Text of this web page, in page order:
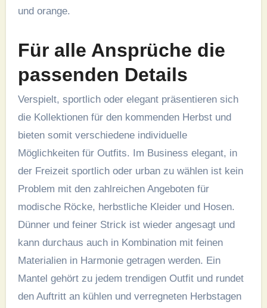
und orange.
Für alle Ansprüche die
passenden Details
Verspielt, sportlich oder elegant präsentieren sich
die Kollektionen für den kommenden Herbst und
bieten somit verschiedene individuelle
Möglichkeiten für Outfits. Im Business elegant, in
der Freizeit sportlich oder urban zu wählen ist kein
Problem mit den zahlreichen Angeboten für
modische Röcke, herbstliche Kleider und Hosen.
Dünner und feiner Strick ist wieder angesagt und
kann durchaus auch in Kombination mit feinen
Materialien in Harmonie getragen werden. Ein
Mantel gehört zu jedem trendigen Outfit und rundet
den Auftritt an kühlen und verregneten Herbstagen